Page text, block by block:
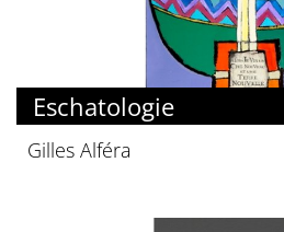
Eschatologie
Gilles Alféra